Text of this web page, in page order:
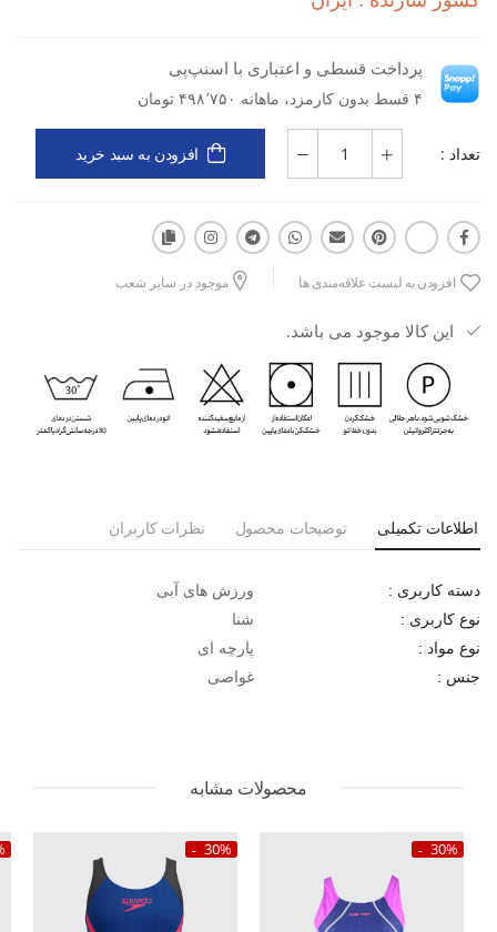
پرداخت قسطی و اعتباری با اسنپ‌پی
۴ قسط بدون کارمزد، ماهانه ۴۹۸٬۷۵۰ تومان
تعداد : افزودن به سبد خرید
افزودن به لیست علاقه‌مندی ها موجود در سایر شعب
این کالا موجود می باشد.
اطلاعات تکمیلی توضیحات محصول نظرات کاربران
دسته کاربری : ورزش های آبی
نوع کاربری : شنا
نوع مواد : پارچه ای
جنس : غواصی
محصولات مشابه
30%
30%